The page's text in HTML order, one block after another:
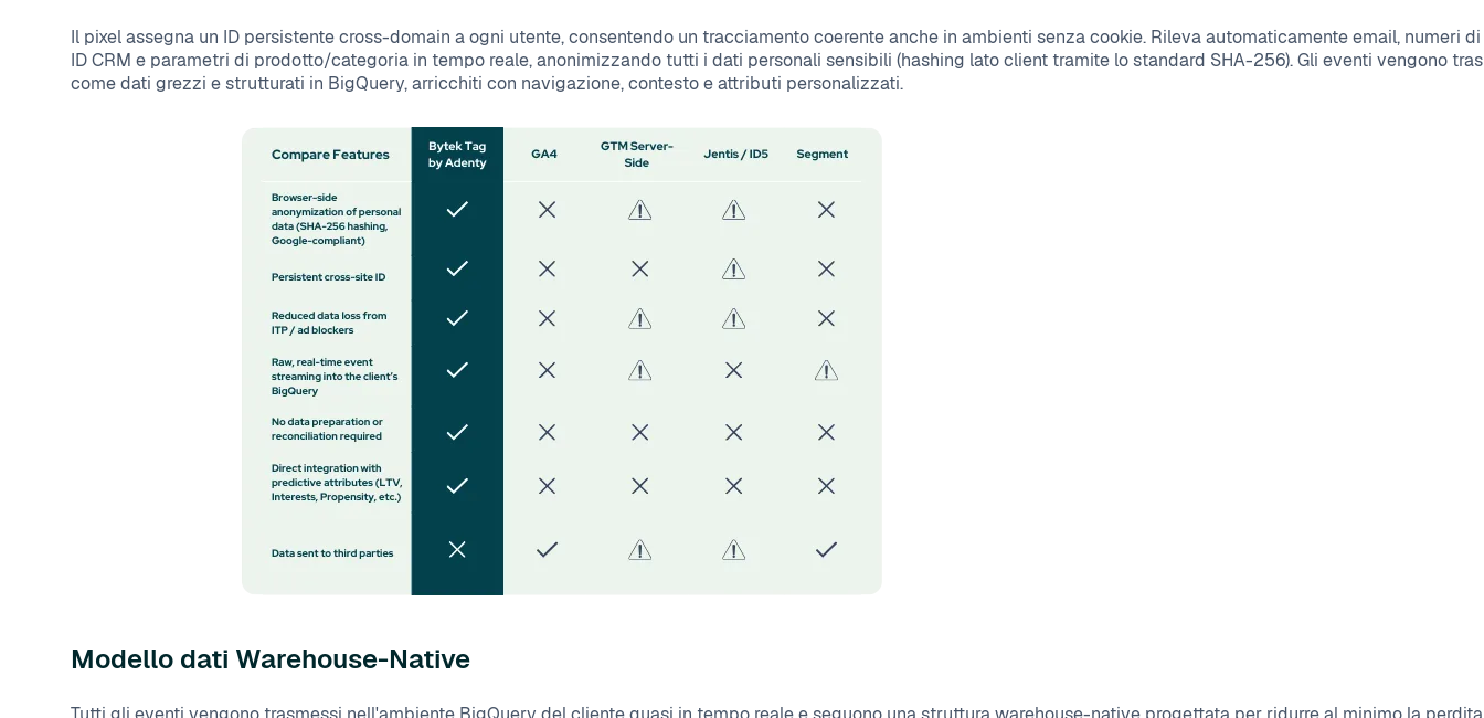
Il pixel assegna un ID persistente cross-domain a ogni utente, consentendo un tracciamento coerente anche in ambienti senza cookie. Rileva automaticamente email, numeri
ID CRM e parametri di prodotto/categoria in tempo reale, anonimizzando tutti i dati personali sensibili (hashing lato client tramite lo standard SHA-256). Gli eventi vengono
come dati grezzi e strutturati in BigQuery, arricchiti con navigazione, contesto e attributi personalizzati.
Modello dati Warehouse-Native